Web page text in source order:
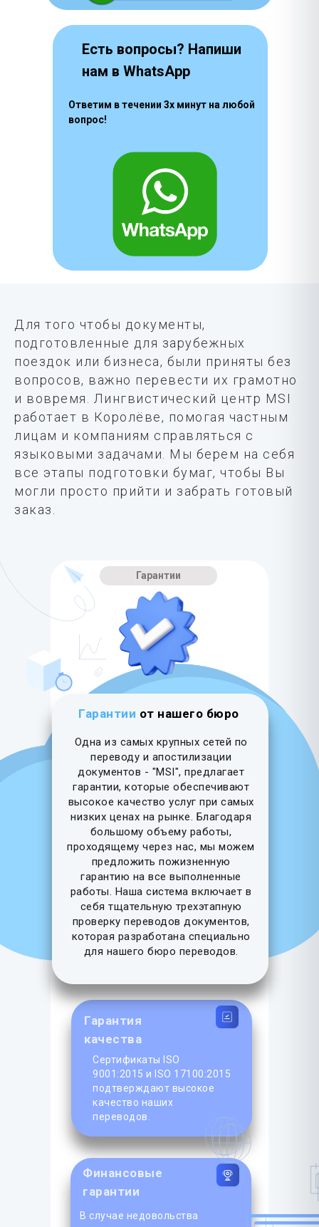
Есть вопросы? Напиши
нам в WhatsApp
Ответим в течении 3х минут на любой
вопрос!
Для того чтобы документы,
подготовленные для зарубежных
поездок или бизнеса, были приняты без
вопросов, важно перевести их грамотно
и вовремя. Лингвистический центр MSI
работает в Королёве, помогая частным
лицам и компаниям справляться с
языковыми задачами. Мы берем на себя
все этапы подготовки бумаг, чтобы Вы
могли просто прийти и забрать готовый
заказ.
Гарантия
качества
Финансовые
гарантии
Сертификаты ISO
9001:2015 и ISO 17100:2015
подтверждают высокое
качество наших
переводов.
В случае недовольства
Гарантии от нашего бюро
Одна из самых крупных сетей по
переводу и апостилизации
документов - "MSI", предлагает
гарантии, которые обеспечивают
высокое качество услуг при самых
низких ценах на рынке. Благодаря
большому объему работы,
проходящему через нас, мы можем
предложить пожизненную
гарантию на все выполненные
работы. Наша система включает в
себя тщательную трехэтапную
проверку переводов документов,
которая разработана специально
для нашего бюро переводов.
Гарантии